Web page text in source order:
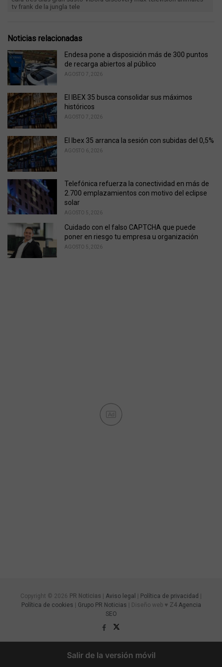
s
:
tv frank de la jungla tele
Noticias relacionadas
Endesa pone a disposición más de 300 puntos
de recarga abiertos al público
AGOSTO 7, 2026
El IBEX 35 busca consolidar sus máximos
históricos
AGOSTO 7, 2026
El Ibex 35 arranca la sesión con subidas del 0,5%
AGOSTO 6, 2026
Telefónica refuerza la conectividad en más de
2.700 emplazamientos con motivo del eclipse
solar
AGOSTO 5, 2026
Cuidado con el falso CAPTCHA que puede
poner en riesgo tu empresa u organización
AGOSTO 5, 2026
Ad
Copyright © 2026 PR Noticias Aviso legal Política de privacidad
Política de cookies
Grupo PR Noticias | Diseño web ♥ Z4 Agencia
SEO
Salir de la versión móvil